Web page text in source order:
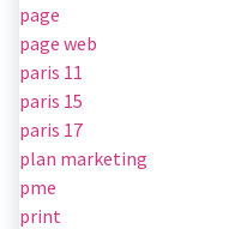
page
page web
paris 11
paris 15
paris 17
plan marketing
pme
print